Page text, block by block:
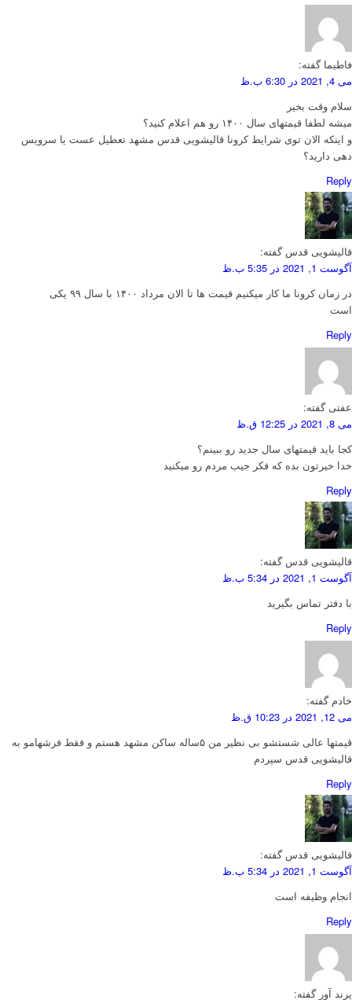
فاطیما گفته:
می 4, 2021 در 6:30 ب.ظ
سلام وقت بخیر
میشه لطفا قیمتهای سال ۱۴۰۰ رو هم اعلام کنید؟
و اینکه الان توی شرایط کرونا قالیشویی قدس مشهد تعطیل عست یا سرویس
دهی دارید؟
Reply
قالیشویی قدس گفته:
آگوست 1, 2021 در 5:35 ب.ظ
در زمان کرونا ما کار میکنیم قیمت ها تا الان مرداد ۱۴۰۰ با سال ۹۹ یکی
است
Reply
عفتی گفته:
می 8, 2021 در 12:25 ق.ظ
کجا باید قیمتهای سال جدید رو ببینم؟
خدا خیرتون بده که فکر جیب مردم رو میکنید
Reply
قالیشویی قدس گفته:
آگوست 1, 2021 در 5:34 ب.ظ
با دفتر تماس بگیرید
Reply
خادم گفته:
می 12, 2021 در 10:23 ق.ظ
قیمتها عالی شستشو بی نظیر من ۵ساله ساکن مشهد هستم و فقط فرشهامو به
قالیشویی قدس سپردم
Reply
قالیشویی قدس گفته:
آگوست 1, 2021 در 5:34 ب.ظ
انجام وظیفه است
Reply
پرند آور گفته: